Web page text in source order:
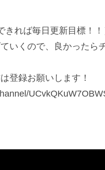
れば毎日更新目標！！
いくので、良かったら
登録お願いします！